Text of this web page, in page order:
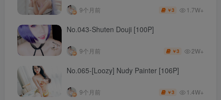
9个月前 ￥3 1.7W+
No.043-Shuten Douji [100P]
9个月前 ￥3 2W+
No.065-[Loozy] Nudy Painter [106P]
9个月前 ￥3 1.4W+